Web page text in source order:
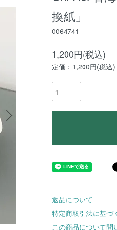
換紙」
0064741
1,200円(税込)
定価：1,200円(税込)
返品について
特定商取引法に基づ
この商品について問